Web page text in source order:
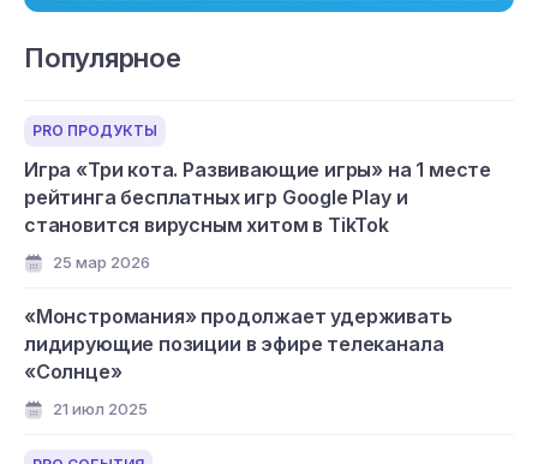
Популярное
PRO ПРОДУКТЫ
Игра «Три кота. Развивающие игры» на 1 месте
рейтинга бесплатных игр Google Play и
становится вирусным хитом в TikTok
25 мар 2026
«Монстромания» продолжает удерживать
лидирующие позиции в эфире телеканала
«Солнце»
21 июл 2025